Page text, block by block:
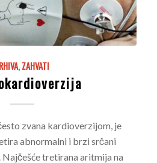
,ZAHVATI
zvana kardioverzijom, je
abnormalni i brzi srčani
tretirana aritmija na